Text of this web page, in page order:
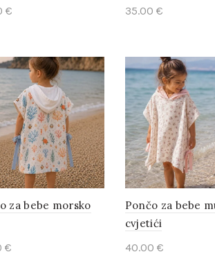
€
35.00 €
za bebe morsko
€
Pončo za bebe
cvjetići
40.00 €